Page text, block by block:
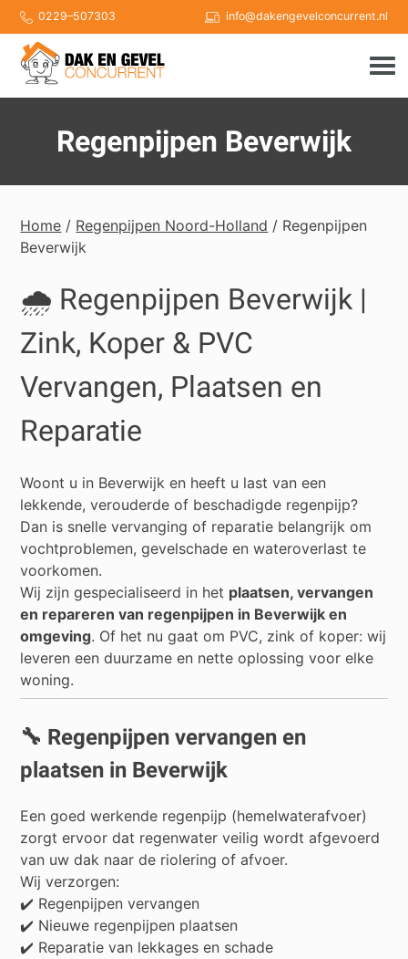
Skip
to
content
0229–507303 info@dakengevelconcurrent.nl
Regenpijpen Beverwijk
Home / Regenpijpen Noord-Holland / Regenpijpen
Beverwijk
🌧️ Regenpijpen Beverwijk |
Zink, Koper & PVC
Vervangen, Plaatsen en
Reparatie
Woont u in Beverwijk en heeft u last van een
lekkende, verouderde of beschadigde regenpijp?
Dan is snelle vervanging of reparatie belangrijk om
vochtproblemen, gevelschade en wateroverlast te
voorkomen.
Wij zijn gespecialiseerd in het plaatsen, vervangen
en repareren van regenpijpen in Beverwijk en
omgeving. Of het nu gaat om PVC, zink of koper: wij
leveren een duurzame en nette oplossing voor elke
woning.
🔧 Regenpijpen vervangen en
plaatsen in Beverwijk
Een goed werkende regenpijp (hemelwaterafvoer)
zorgt ervoor dat regenwater veilig wordt afgevoerd
van uw dak naar de riolering of afvoer.
Wij verzorgen:
✔️ Regenpijpen vervangen
✔️ Nieuwe regenpijpen plaatsen
✔️ Reparatie van lekkages en schade